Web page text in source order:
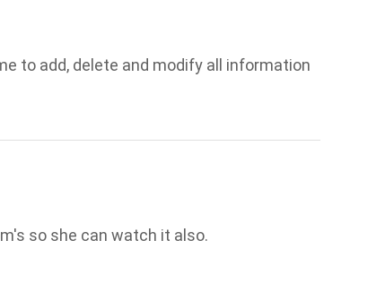
to add, delete and modify all information
so she can watch it also.